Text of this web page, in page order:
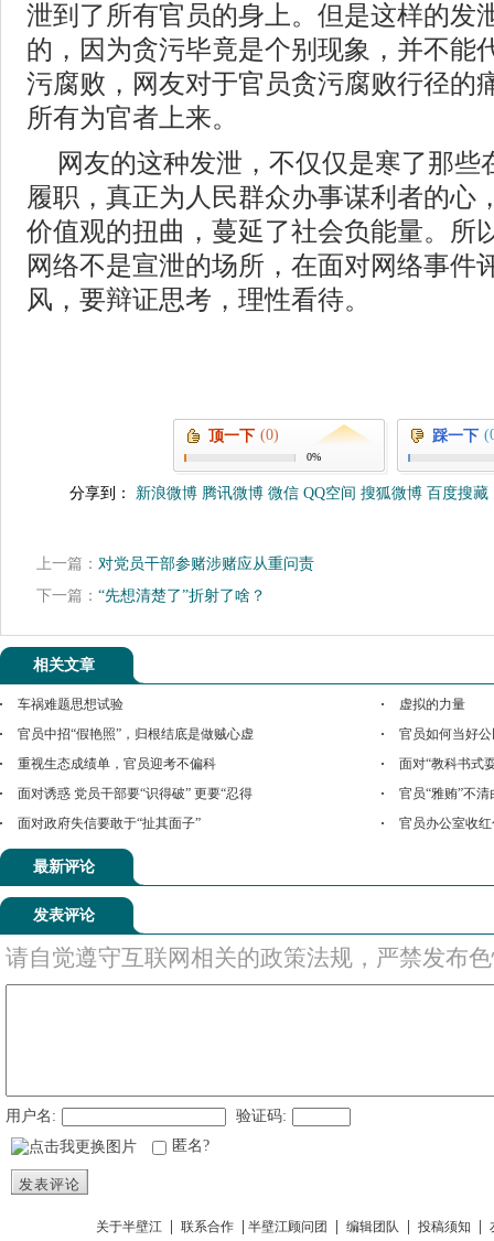
泄到了所有官员的身上。但是这样的发
的，因为贪污毕竟是个别现象，并不能
污腐败，网友对于官员贪污腐败行径的
所有为官者上来。
网友的这种发泄，不仅仅是寒了那些
履职，真正为人民群众办事谋利者的心
价值观的扭曲，蔓延了社会负能量。所
网络不是宣泄的场所，在面对网络事件
风，要辩证思考，理性看待。
顶一下 (0)
0%
踩一下
分享到： 新浪微博 腾讯微博 微信 QQ空间 搜狐微博 百度搜藏
上一篇： 对党员干部参赌涉赌应从重问责
下一篇： “先想清楚了”折射了啥？
相关文章
车祸难题思想试验
虚拟的力量
官员中招“假艳照”，归根结底是做贼心虚
官员如何当好
重视生态成绩单，官员迎考不偏科
面对“教科书式
面对诱惑 党员干部要“识得破” 更要“忍得
官员“雅贿”不
面对政府失信要敢于“扯其面子”
官员办公室收
最新评论
发表评论
请自觉遵守互联网相关的政策法规，严禁发布
用户名:
验证码:
匿名?
发表评论
关于半壁江 联系合作 半壁江顾问团 编辑团队 投稿须知